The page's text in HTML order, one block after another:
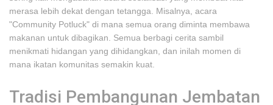
merasa lebih dekat dengan tetangga. Misalnya, acara
"Community Potluck" di mana semua orang diminta membawa
makanan untuk dibagikan. Semua berbagi cerita sambil
menikmati hidangan yang dihidangkan, dan inilah momen di
mana ikatan komunitas semakin kuat.
Tradisi Pembangunan Jembatan